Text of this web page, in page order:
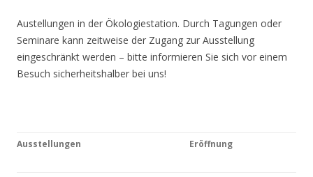
Austellungen in der Ökologiestation. Durch Tagungen oder
Seminare kann zeitweise der Zugang zur Ausstellung
eingeschränkt werden – bitte informieren Sie sich vor einem
Besuch sicherheitshalber bei uns!
Ausstellungen Eröffnung